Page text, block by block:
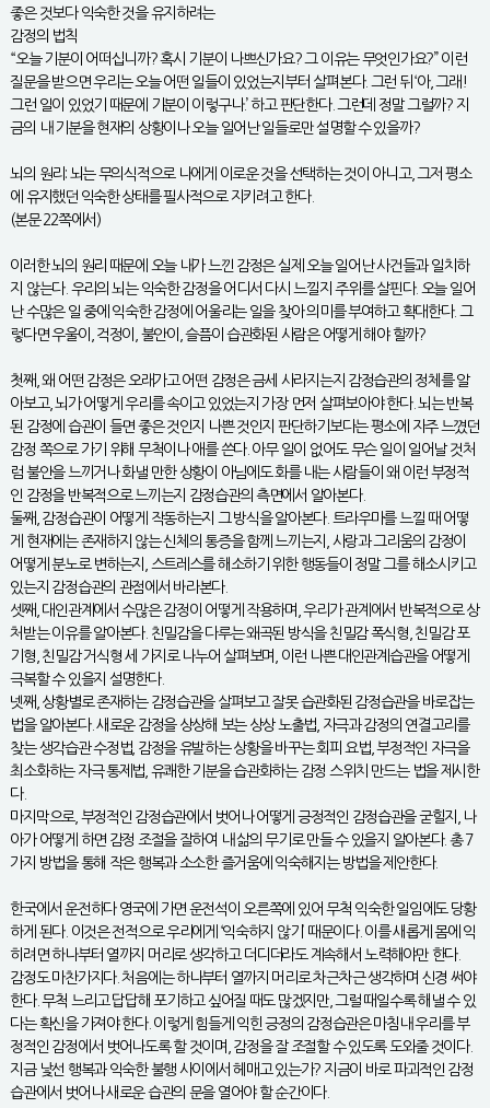
좋은 것보다 익숙한 것을 유지하려는
감정의 법칙
“오늘 기분이 어떠십니까? 혹시 기분이 나쁘신가요? 그 이유는 무엇인가요?” 이런
질문을 받으면 우리는 오늘 어떤 일들이 있었는지부터 살펴본다. 그런 뒤 ‘아, 그래!
그런 일이 있었기 때문에 기분이 이렇구나.’ 하고 판단한다. 그런데 정말 그럴까? 지
금의 내 기분을 현재의 상황이나 오늘 일어난 일들로만 설명할 수 있을까?
뇌의 원리: 뇌는 무의식적으로 나에게 이로운 것을 선택하는 것이 아니고, 그저 평소
에 유지했던 익숙한 상태를 필사적으로 지키려고 한다.
(본문 22쪽에서)
이러한 뇌의 원리 때문에 오늘 내가 느낀 감정은 실제 오늘 일어난 사건들과 일치하
지 않는다. 우리의 뇌는 익숙한 감정을 어디서 다시 느낄지 주위를 살핀다. 오늘 일어
난 수많은 일 중에 익숙한 감정에 어울리는 일을 찾아 의미를 부여하고 확대한다. 그
렇다면 우울이, 걱정이, 불안이, 슬픔이 습관화된 사람은 어떻게 해야 할까?
첫째, 왜 어떤 감정은 오래가고 어떤 감정은 금세 사라지는지 감정습관의 정체를 알
아보고, 뇌가 어떻게 우리를 속이고 있었는지 가장 먼저 살펴보아야 한다. 뇌는 반복
된 감정에 습관이 들면 좋은 것인지 나쁜 것인지 판단하기보다는 평소에 자주 느꼈던
감정 쪽으로 가기 위해 무척이나 애를 쓴다. 아무 일이 없어도 무슨 일이 일어날 것처
럼 불안을 느끼거나 화낼 만한 상황이 아님에도 화를 내는 사람들이 왜 이런 부정적
인 감정을 반복적으로 느끼는지 감정습관의 측면에서 알아본다.
둘째, 감정습관이 어떻게 작동하는지 그 방식을 알아본다. 트라우마를 느낄 때 어떻
게 현재에는 존재하지 않는 신체의 통증을 함께 느끼는지, 사랑과 그리움의 감정이
어떻게 분노로 변하는지, 스트레스를 해소하기 위한 행동들이 정말 그를 해소시키고
있는지 감정습관의 관점에서 바라본다.
셋째, 대인관계에서 수많은 감정이 어떻게 작용하며, 우리가 관계에서 반복적으로 상
처받는 이유를 알아본다. 친밀감을 다루는 왜곡된 방식을 친밀감 폭식형, 친밀감 포
기형, 친밀감 거식형 세 가지로 나누어 살펴보며, 이런 나쁜 대인관계습관을 어떻게
극복할 수 있을지 설명한다.
넷째, 상황별로 존재하는 감정습관을 살펴보고 잘못 습관화된 감정습관을 바로잡는
법을 알아본다. 새로운 감정을 상상해 보는 상상 노출법, 자극과 감정의 연결고리를
찾는 생각습관 수정법, 감정을 유발하는 상황을 바꾸는 회피 요법, 부정적인 자극을
최소화하는 자극 통제법, 유쾌한 기분을 습관화하는 감정 스위치 만드는 법을 제시한
다.
마지막으로, 부정적인 감정습관에서 벗어나 어떻게 긍정적인 감정습관을 굳힐지, 나
아가 어떻게 하면 감정 조절을 잘하여 내 삶의 무기로 만들 수 있을지 알아본다. 총 7
가지 방법을 통해 작은 행복과 소소한 즐거움에 익숙해지는 방법을 제안한다.
한국에서 운전하다 영국에 가면 운전석이 오른쪽에 있어 무척 익숙한 일임에도 당황
하게 된다. 이것은 전적으로 우리에게 ‘익숙하지 않기’ 때문이다. 이를 새롭게 몸에 익
히려면 하나부터 열까지 머리로 생각하고 더디더라도 계속해서 노력해야만 한다.
감정도 마찬가지다. 처음에는 하나부터 열까지 머리로 차근차근 생각하며 신경 써야
한다. 무척 느리고 답답해 포기하고 싶어질 때도 많겠지만, 그럴 때일수록 해낼 수 있
다는 확신을 가져야 한다. 이렇게 힘들게 익힌 긍정의 감정습관은 마침내 우리를 부
정적인 감정에서 벗어나도록 할 것이며, 감정을 잘 조절할 수 있도록 도와줄 것이다.
지금 낯선 행복과 익숙한 불행 사이에서 헤매고 있는가? 지금이 바로 파괴적인 감정
습관에서 벗어나 새로운 습관의 문을 열어야 할 순간이다.